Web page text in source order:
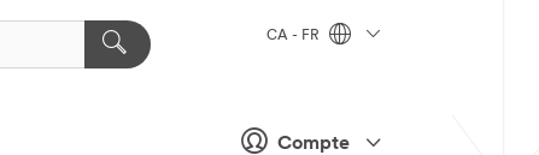
Compte
CA - FR